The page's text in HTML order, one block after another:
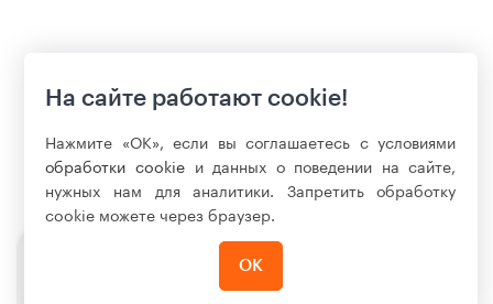
На сайте работают cookie!
Нажмите «ОК», если вы соглашаетесь с условиями
обработки cookie и данных о поведении на сайте,
нужных нам для аналитики. Запретить обработку
cookie можете через браузер.
ОК